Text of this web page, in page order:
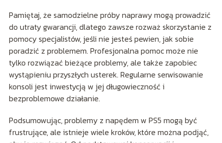
Pamiętaj, że samodzielne próby naprawy mogą prowadzić
do utraty gwarancji, dlatego zawsze rozważ skorzystanie z
pomocy specjalistów, jeśli nie jesteś pewien, jak sobie
poradzić z problemem. Profesjonalna pomoc może nie
tylko rozwiązać bieżące problemy, ale także zapobiec
wystąpieniu przyszłych usterek. Regularne serwisowanie
konsoli jest inwestycją w jej długowieczność i
bezproblemowe działanie.
Podsumowując, problemy z napędem w PS5 mogą być
frustrujące, ale istnieje wiele kroków, które można podjąć,